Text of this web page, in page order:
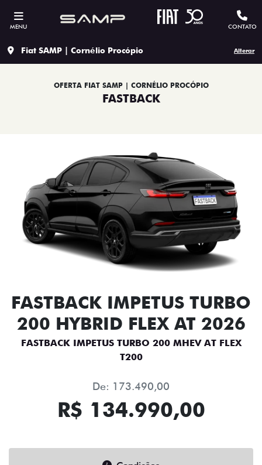
MENU CONTATO
Fiat SAMP | Cornélio Procópio Alterar
OFERTA FIAT SAMP | CORNÉLIO PROCÓPIO
FASTBACK
FASTBACK IMPETUS TURBO
200 HYBRID FLEX AT 2026
FASTBACK IMPETUS TURBO 200 MHEV AT FLEX
T200
De: 173.490,00
R$ 134.990,00